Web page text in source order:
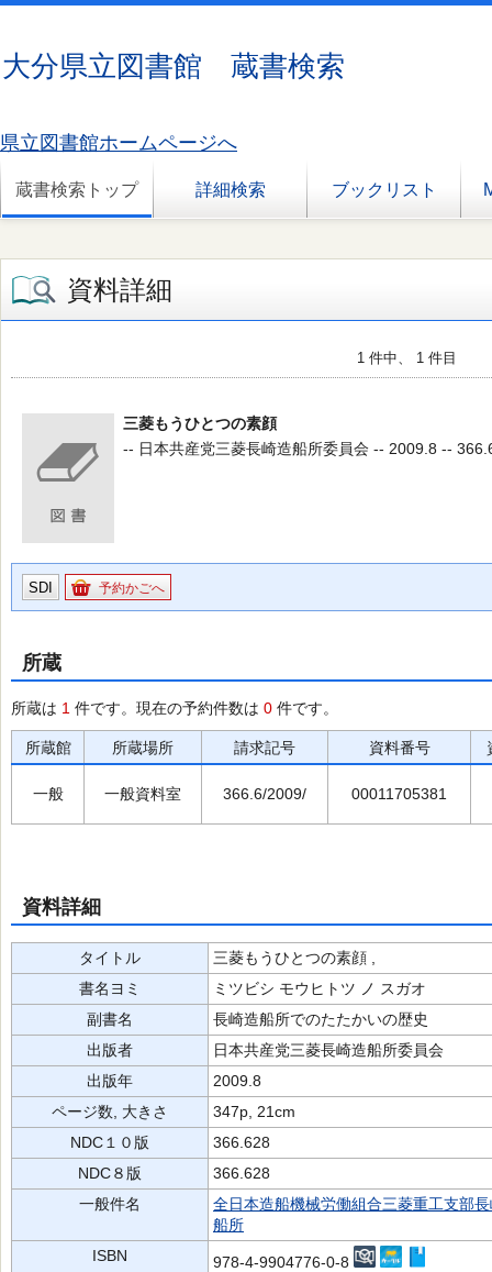
大分県立図書館 蔵書検索
県立図書館ホームページへ
蔵書検索トップ 詳細検索 ブックリスト
資料詳細
1 件中、 1 件目
三菱もうひとつの素顔
-- 日本共産党三菱長崎造船所委員会 -- 2009.8 --
SDI 予約かごへ
所蔵
所蔵は 1 件です。現在の予約件数は 0 件です。
所蔵館 所蔵場所 請求記号 資料番号
一般 一般資料室 366.6/2009/ 00011705381
資料詳細
タイトル
三菱もうひとつの素顔 ,
書名ヨミ
ミツビシ モウヒトツ ノ スガオ
副書名
長崎造船所でのたたかいの歴史
出版者
日本共産党三菱長崎造船所委員会
出版年
2009.8
ページ数, 大きさ
347p, 21cm
NDC１０版
366.628
NDC８版
366.628
一般件名
全日本造船機械労働組合三菱重工支部
船所
ISBN
978-4-9904776-0-8